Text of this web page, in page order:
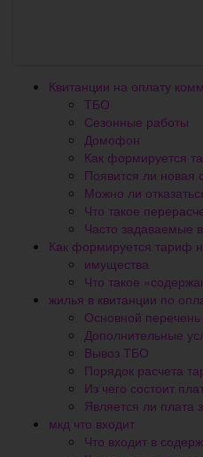
Квитанции на оплату
ТБО
Сезонные работы
Домофон
Как формируется
Появится ли новая
Можно ли
Что такое
Часто задаваемые
Как формируется тариф
имущества
Что такое
жилья в квитанции по
Основной перечень
Дополнительные
Вывоз ТБО
Порядок расчета
Из чего состоит
Является ли плата
мкд что входит
Что входит в